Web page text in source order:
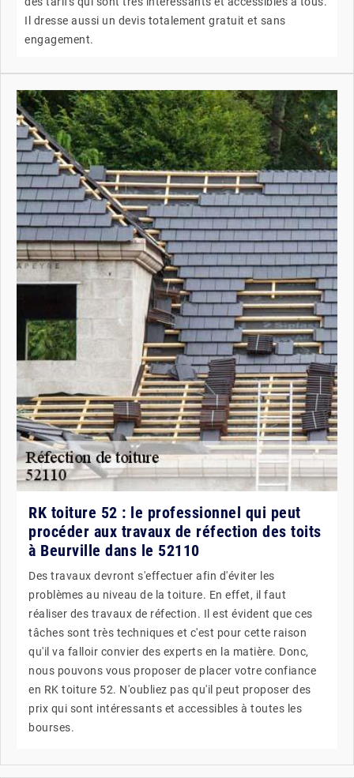
Il dresse aussi un devis totalement gratuit et sans
engagement.
RK toiture 52 : le professionnel qui peut
procéder aux travaux de réfection des toits
à Beurville dans le 52110
Des travaux devront s'effectuer afin d'éviter les
problèmes au niveau de la toiture. En effet, il faut
réaliser des travaux de réfection. Il est évident que ces
tâches sont très techniques et c'est pour cette raison
qu'il va falloir convier des experts en la matière. Donc,
nous pouvons vous proposer de placer votre confiance
en RK toiture 52. N'oubliez pas qu'il peut proposer des
prix qui sont intéressants et accessibles à toutes les
bourses.